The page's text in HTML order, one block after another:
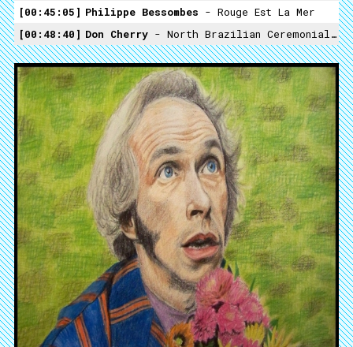
00:45:05
Philippe Bessombes - Rouge Est La Mer
00:48:40
Don Cherry - North Brazilian Ceremonial Hymn (+ Psychic TV)